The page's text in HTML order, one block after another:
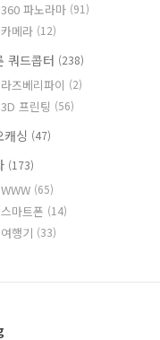
360 파노라마 (91)
카메라 (12)
쿼드콥터 (238)
라즈베리파이 (2)
3D 프린팅 (56)
캐싱 (47)
(173)
WWW (65)
스마트폰 (14)
여행기 (33)